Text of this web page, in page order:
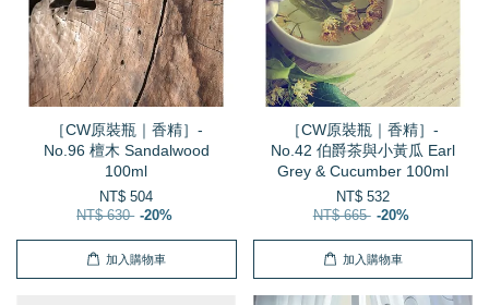
［CW原裝瓶｜香精］-
No.96 檀木 Sandalwood
100ml
NT$ 504
NT$ 630 -20%
加入購物車
［CW原裝瓶｜香精］-
No.42 伯爵茶與小黃瓜 Earl
Grey & Cucumber 100ml
NT$ 532
NT$ 665 -20%
加入購物車